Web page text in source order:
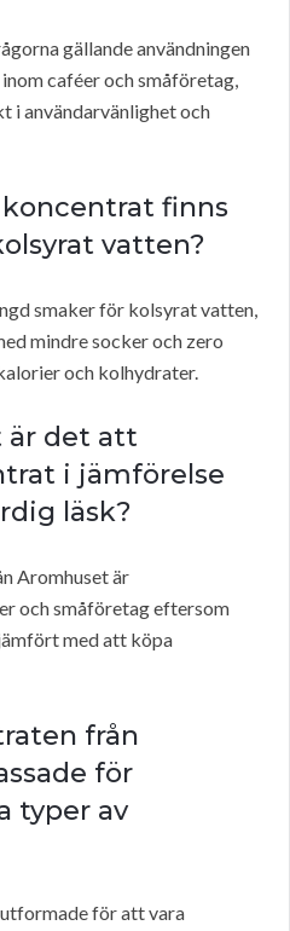
gällande användningen
caféer och småföretag,
i användarvänlighet och
finns
vatten?
smaker för kolsyrat vatten,
mindre socker och zero
och kolhydrater.
är det att
i jämförelse
läsk?
Aromhuset är
och småföretag eftersom
med att köpa
från
för
typer av
för att vara